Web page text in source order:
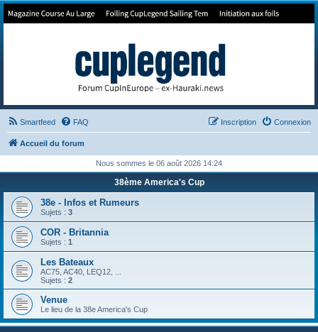
Forum de Cup In Europe
Smartfeed FAQ Connexion
Inscription
Accueil du forum
Nous sommes le 06 août 2026 14:24
38ème America's Cup
38e - Infos et Rumeurs
Sujets : 3
COR - Britannia
Sujets : 1
Les Bateaux
AC75, AC40, LEQ12, ...
Sujets : 2
Venue
Le lieu de la 38e America's Cup